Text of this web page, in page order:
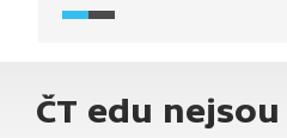
u některých Čechů
ČT edu